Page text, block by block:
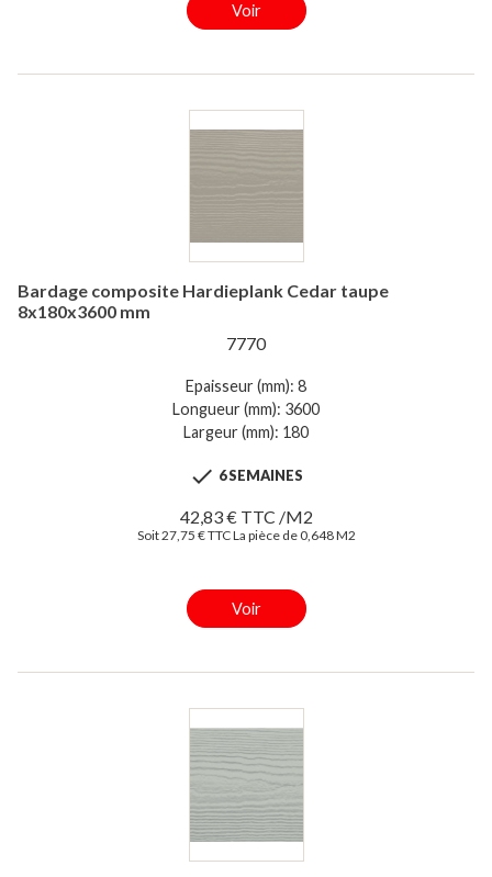
Voir
Bardage composite Hardieplank Cedar taupe
8x180x3600 mm
7770
Epaisseur (mm): 8
Longueur (mm): 3600
Largeur (mm): 180
 6 SEMAINES
42,83 € TTC /M2
Soit 27,75 € TTC La pièce de 0,648 M2
Voir